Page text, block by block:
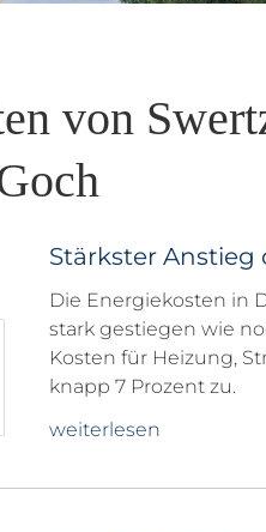
von
Stärkster Anstieg
Die Energiekosten in
stark gestiegen wie
Kosten für Heizung,
knapp 7 Prozent zu.
weiterlesen